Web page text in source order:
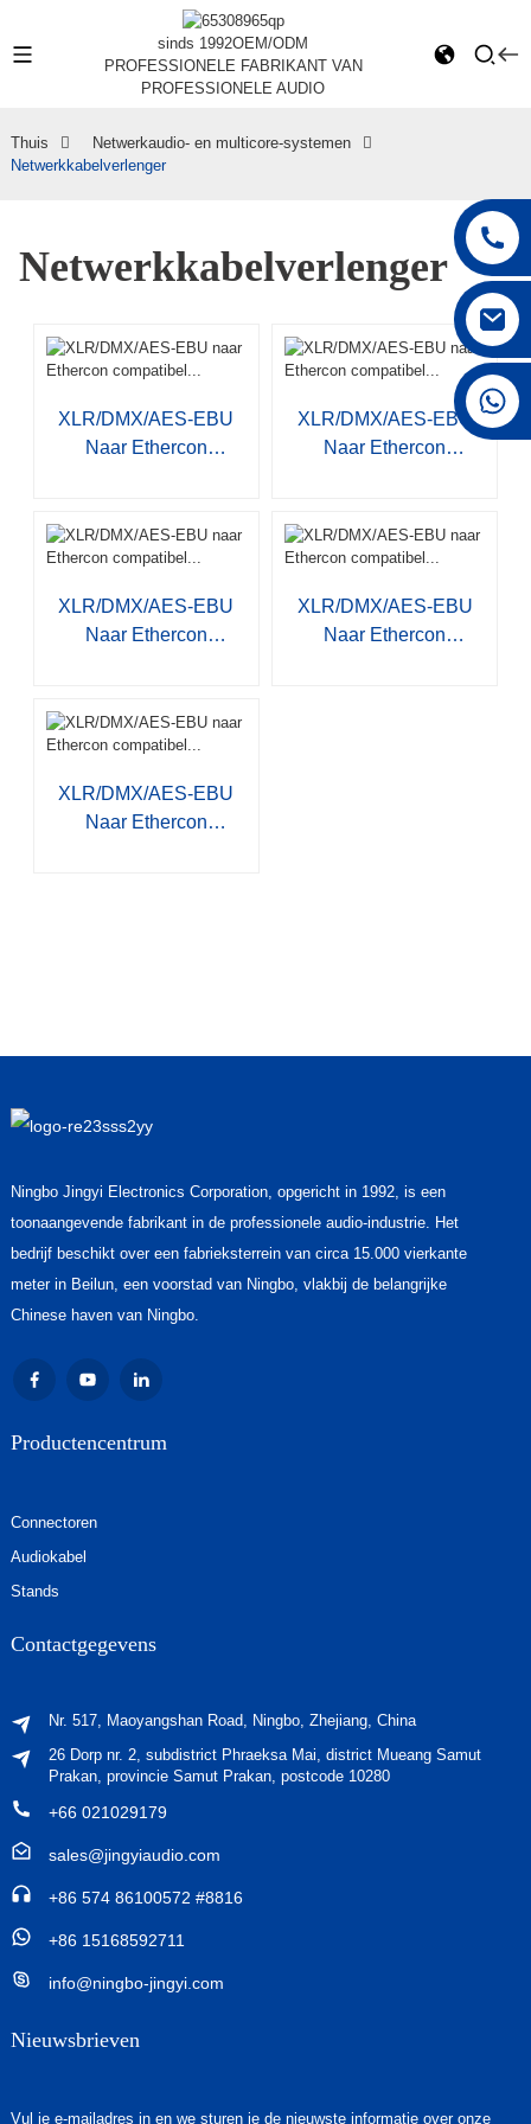
sinds 1992OEM/ODM
PROFESSIONELE FABRIKANT VAN
PROFESSIONELE AUDIO
Thuis
Netwerkaudio- en multicore-systemen
Netwerkkabelverlenger
Netwerkkabelverlenger
XLR/DMX/AES-EBU
Naar Ethercon
XLR/DMX/AES-EBU
Naar Ethercon
XLR/DMX/AES-EBU
Naar Ethercon
XLR/DMX/AES-EBU
Naar Ethercon
XLR/DMX/AES-EBU
Naar Ethercon
Ningbo Jingyi Electronics Corporation, opgericht in 1992, is een
toonaangevende fabrikant in de professionele audio-industrie. Het
bedrijf beschikt over een fabrieksterrein van circa 15.000 vierkante
meter in Beilun, een voorstad van Ningbo, vlakbij de belangrijke
Chinese haven van Ningbo.
Productencentrum
Connectoren
Audiokabel
Stands
Contactgegevens
Nr. 517, Maoyangshan Road, Ningbo, Zhejiang, China
26 Dorp nr. 2, subdistrict Phraeksa Mai, district Mueang Samut
Prakan, provincie Samut Prakan, postcode 10280
+66 021029179
sales@jingyiaudio.com
+86 574 86100572 #8816
+86 15168592711
info@ningbo-jingyi.com
Nieuwsbrieven
Vul je e-mailadres in en we sturen je de nieuwste informatie over onze